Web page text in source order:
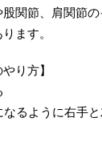
関節、肩関節
ます。
り方】
なるように右手